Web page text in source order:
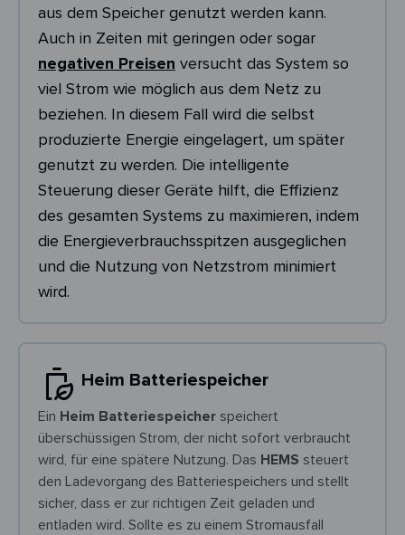
aus dem Speicher genutzt werden kann.
Auch in Zeiten mit geringen oder sogar
negativen Preisen versucht das System so
viel Strom wie möglich aus dem Netz zu
beziehen. In diesem Fall wird die selbst
produzierte Energie eingelagert, um später
genutzt zu werden. Die intelligente
Steuerung dieser Geräte hilft, die Effizienz
des gesamten Systems zu maximieren, indem
die Energieverbrauchsspitzen ausgeglichen
und die Nutzung von Netzstrom minimiert
wird.
Heim Batteriespeicher ​
Ein Heim Batteriespeicher speichert
überschüssigen Strom, der nicht sofort verbraucht
wird, für eine spätere Nutzung. Das HEMS steuert
den Ladevorgang des Batteriespeichers und stellt
sicher, dass er zur richtigen Zeit geladen und
entladen wird. Sollte es zu einem Stromausfall